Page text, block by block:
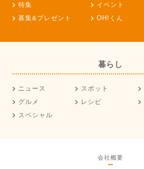
特集
イベント
募集&プレゼント
OH!くん
暮らし
ニュース スポット
グルメ
レシピ
スペシャル
会社概要